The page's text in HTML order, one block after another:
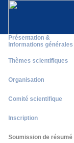
Présentation &
Informations générales
Thèmes scientifiques
Organisation
Comité scientifique
Inscription
Soumission de résumé